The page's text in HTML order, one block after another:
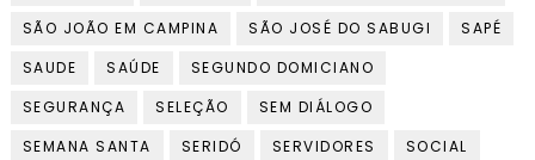
SÃO JOÃO EM CAMPINA
SÃO JOSÉ DO SABUGI
SAPÉ
SAUDE
SAÚDE
SEGUNDO DOMICIANO
SEGURANÇA
SELEÇÃO
SEM DIÁLOGO
SEMANA SANTA
SERIDÓ SERVIDORES
SOCIAL